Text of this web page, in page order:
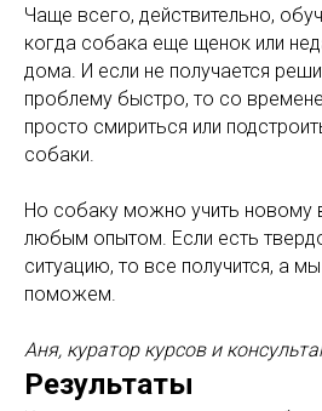
Чаще всего, действительно,
когда собака еще щенок или
дома. И если не получается
проблему быстро, то со
просто смириться или
собаки.
Но собаку можно учить новому
любым опытом. Если есть
ситуацию, то все получится, а
поможем.
Аня, куратор курсов и
Результаты